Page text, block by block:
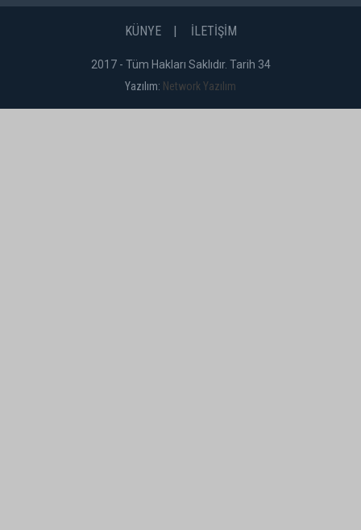
KÜNYE İLETİŞİM
2017 - Tüm Hakları Saklıdır. Tarih 34
Yazılım: Network Yazılım